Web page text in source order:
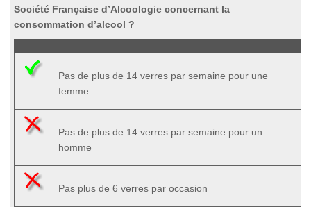
Société Française d’Alcoologie concernant la
consommation d’alcool ?
Pas de plus de 14 verres par semaine pour une
femme
Pas de plus de 14 verres par semaine pour un
homme
Pas plus de 6 verres par occasion